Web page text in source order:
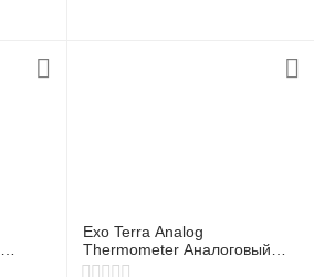
Exo Terra Analog
Thermometer Аналоговый
термометр для террариума